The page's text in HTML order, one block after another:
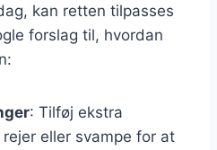
kan retten tilpasses
forslag til, hvordan
: Tilføj ekstra
eller svampe for at